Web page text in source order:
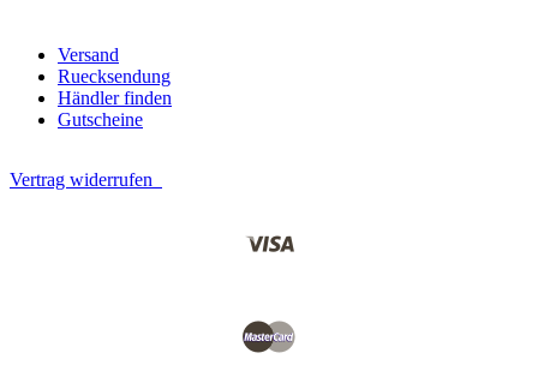
Versand
Ruecksendung
Händler finden
Gutscheine
Vertrag widerrufen